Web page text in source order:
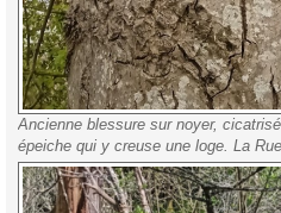
Ancienne blessure sur noyer,
épeiche qui y creuse une loge. La